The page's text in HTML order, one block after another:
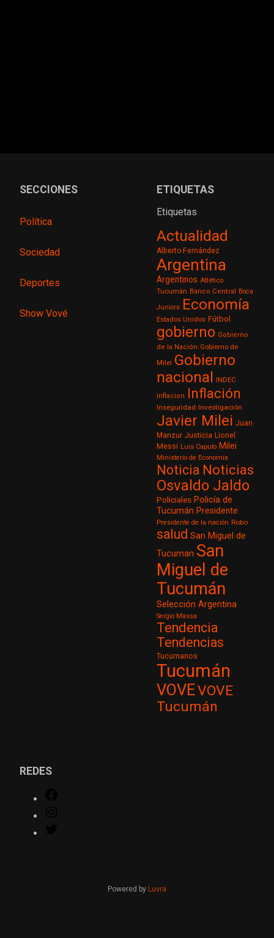
SECCIONES
Política
Sociedad
Deportes
Show Vové
ETIQUETAS
Etiquetas
Actualidad
Alberto Fernández
Argentina
Argentinos Atlético
Tucumán Banco Central Boca
Juniors Economía
Estados Unidos Fútbol
gobierno Gobierno
de la Nación Gobierno de
Milei Gobierno
nacional INDEC
inflacion Inflación
Inseguridad Investigación
Javier Milei Juan
Manzur Justicia Lionel
Messi Luis Caputo Milei
Ministerio de Economía
Noticia Noticias
Osvaldo Jaldo
Policiales Policía de
Tucumán Presidente
Presidente de la nación Robo
salud San Miguel de
Tucuman San
Miguel de
Tucumán
Selección Argentina
Sergio Massa
Tendencia
Tendencias
Tucumanos
Tucumán
VOVEVOVE
Tucumán
REDES
Powered by Luvra